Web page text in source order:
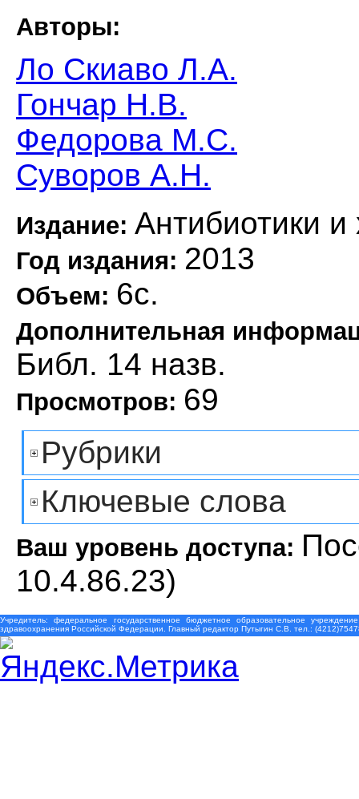
Авторы:
Ло Скиаво Л.А.
Гончар Н.В.
Федорова М.С.
Суворов А.Н.
Издание: Антибиотики
Год издания: 2013
Объем: 6с.
Дополнительная
Библ. 14 назв.
Просмотров: 69
Рубрики
Ключевые слова
Ваш уровень доступа:
10.4.86.23)
Учредитель: федеральное государственное бюджетное образовательное
здравоохранения Российской Федерации. Главный редактор Путыгин С.В. тел.: